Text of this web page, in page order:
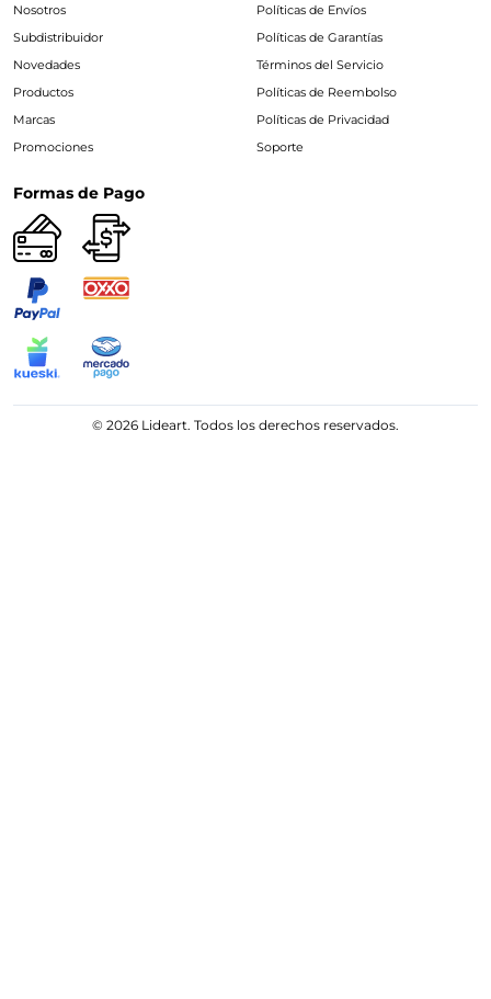
Nosotros
Subdistribuidor
Novedades
Productos
Marcas
Promociones
Políticas de Envíos
Políticas de Garantías
Términos del Servicio
Políticas de Reembolso
Políticas de Privacidad
Soporte
Formas de Pago
© 2026 Lideart. Todos los derechos reservados.